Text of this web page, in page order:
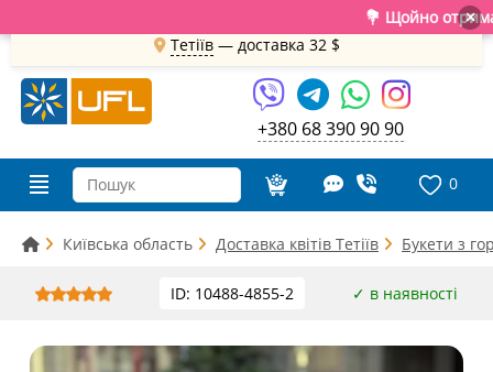
💐 Щойно отримали
×
Тетіїв— доставка 32 $
+380 68 390 90 90
0
Київська область Доставка квітів Тетіїв Букети з
ID: 10488-4855-2 ✓ в наявності